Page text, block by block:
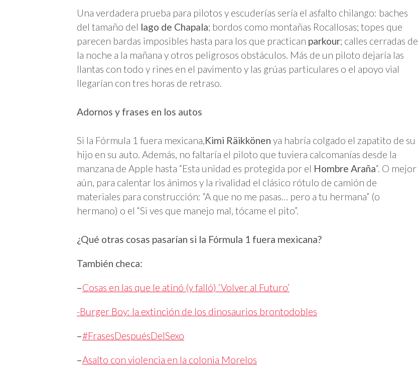
Una verdadera prueba para pilotos y escuderías sería el asfalto chilango: baches
del tamaño del lago de Chapala; bordos como montañas Rocallosas; topes que
parecen bardas imposibles hasta para los que practican parkour; calles cerradas de
la noche a la mañana y otros peligrosos obstáculos. Más de un piloto dejaría las
llantas con todo y rines en el pavimento y las grúas particulares o el apoyo vial
llegarían con tres horas de retraso.
Adornos y frases en los autos
Si la Fórmula 1 fuera mexicana,Kimi Räikkönen ya habría colgado el zapatito de su
hijo en su auto. Además, no faltaría el piloto que tuviera calcomanías desde la
manzana de Apple hasta “Esta unidad es protegida por el Hombre Araña“. O mejor
aún, para calentar los ánimos y la rivalidad el clásico rótulo de camión de
materiales para construcción: “A que no me pasas… pero a tu hermana” (o
hermano) o el “Si ves que manejo mal, tócame el pito”.
¿Qué otras cosas pasarían si la Fórmula 1 fuera mexicana?
También checa:
–Cosas en las que le atinó (y falló) ‘Volver al Futuro’
-Burger Boy: la extinción de los dinosaurios brontodobles
–#FrasesDespuésDelSexo
–Asalto con violencia en la colonia Morelos